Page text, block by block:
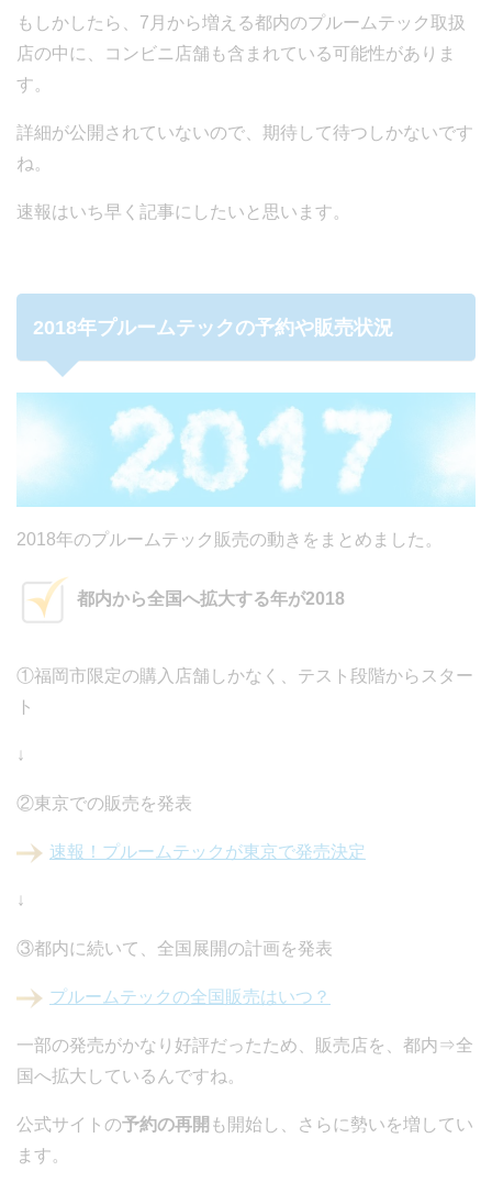
もしかしたら、7月から増える都内のプルームテック取扱
店の中に、コンビニ店舗も含まれている可能性がありま
す。
詳細が公開されていないので、期待して待つしかないです
ね。
速報はいち早く記事にしたいと思います。
2018年プルームテックの予約や販売状況
2018年のプルームテック販売の動きをまとめました。
都内から全国へ拡大する年が2018
①福岡市限定の購入店舗しかなく、テスト段階からスター
ト
↓
②東京での販売を発表
速報！プルームテックが東京で発売決定
↓
③都内に続いて、全国展開の計画を発表
プルームテックの全国販売はいつ？
一部の発売がかなり好評だったため、販売店を、都内⇒全
国へ拡大しているんですね。
公式サイトの予約の再開 も開始し、さらに勢いを増してい
ます。